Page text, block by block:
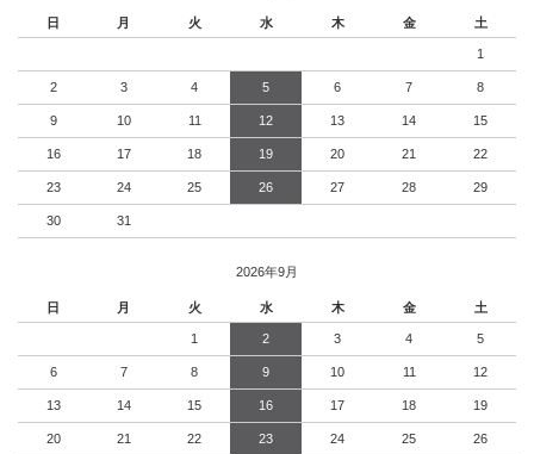
日 月 火 水 木 金 土
1
2 3 4 5 6 7 8
9 10 11 12 13 14 15
16 17 18 19 20 21 22
23 24 25 26 27 28 29
30 31
2026年9月
日 月 火 水 木 金 土
1 2 3 4 5
6 7 8 9 10 11 12
13 14 15 16 17 18 19
20 21 22 23 24 25 26